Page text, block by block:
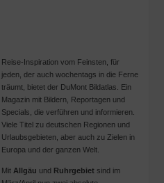
Reise-Inspiration vom Feinsten, für
jeden, der auch wochentags in die Ferne
träumt, bietet der DuMont Bildatlas. Ein
Magazin mit Bildern, Reportagen und
Specials, die verführen und informieren.
Viele Titel zu deutschen Regionen und
Urlaubsgebieten, aber auch zu Zielen in
Europa und der ganzen Welt.
Mit Allgäu und Ruhrgebiet sind im